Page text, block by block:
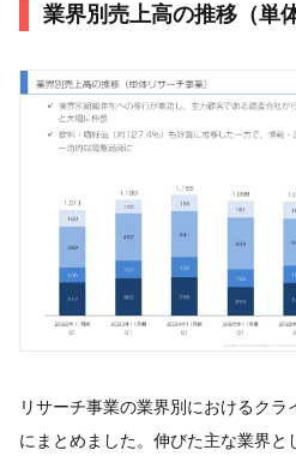
業界別売上高の推移（単
リサーチ事業の業界別におけるク
にまとめました。伸びた主な業界と